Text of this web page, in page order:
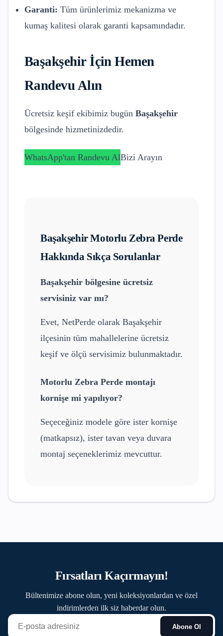
Garanti: Tüm ürünlerimiz mekanizma ve
kumaş kalitesi olarak garanti kapsamındadır.
Başakşehirİçin Hemen
Randevu Alın
Ücretsiz keşif ekibimiz bugün Başakşehir
bölgesinde hizmetinizdedir.
WhatsApp'tan Randevu AlBizi Arayın
BaşakşehirMotorlu Zebra Perde
Hakkında Sıkça Sorulanlar
Başakşehir bölgesine ücretsiz
servisiniz var mı?
Evet, NetPerde olarak Başakşehir
ilçesinin tüm mahallelerine ücretsiz
keşif ve ölçü servisimiz bulunmaktadır.
Motorlu Zebra Perde montajı
kornişe mi yapılıyor?
Seçeceğiniz modele göre ister kornişe
(matkapsız), ister tavan veya duvara
montaj seçeneklerimiz mevcuttur.
Fırsatları Kaçırmayın!
Bültenimize abone olun, yeni koleksiyonlardan ve özel
indirimlerden ilk siz haberdar olun.
Abone Ol